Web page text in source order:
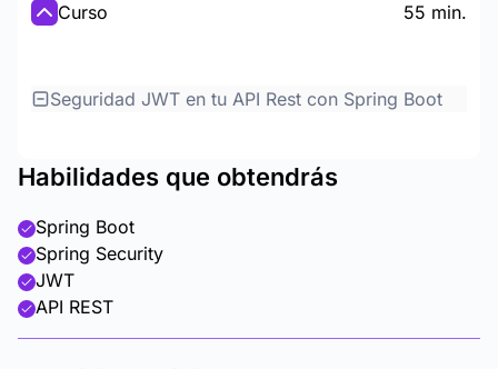
Curso 55 min.
Seguridad JWT en tu API Rest con Spring Boot
Habilidades que obtendrás
Spring Boot
Spring Security
JWT
API REST